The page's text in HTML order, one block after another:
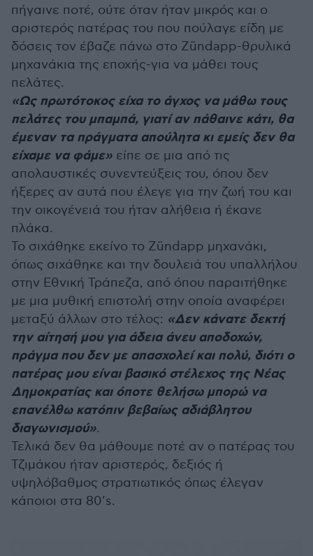
πήγαινε ποτέ, ούτε όταν ήταν μικρός και ο
αριστερός πατέρας του που πούλαγε είδη με
δόσεις τον έβαζε πάνω στο Zündapp-θρυλικά
μηχανάκια της εποχής-για να μάθει τους
πελάτες.
«Ως πρωτότοκος είχα το άγχος να μάθω τους
πελάτες του μπαμπά, γιατί αν πάθαινε κάτι, θα
έμεναν τα πράγματα απούλητα κι εμείς δεν θα
είχαμε να φάμε» είπε σε μια από τις
απολαυστικές συνεντεύξεις του, όπου δεν
ήξερες αν αυτά που έλεγε για την ζωή του και
την οικογένειά του ήταν αλήθεια ή έκανε
πλάκα.
Το σιχάθηκε εκείνο το Zündapp μηχανάκι,
όπως σιχάθηκε και την δουλειά του υπαλλήλου
στην Εθνική Τράπεζα, από όπου παραιτήθηκε
με μια μυθική επιστολή στην οποία αναφέρει
μεταξύ άλλων στο τέλος: «Δεν κάνατε δεκτή
την αίτησή μου για άδεια άνευ αποδοχών,
πράγμα που δεν με απασχολεί και πολύ, διότι ο
πατέρας μου είναι βασικό στέλεχος της Νέας
Δημοκρατίας και όποτε θελήσω μπορώ να
επανέλθω κατόπιν βεβαίως αδιάβλητου
διαγωνισμού».
Τελικά δεν θα μάθουμε ποτέ αν ο πατέρας του
Τζιμάκου ήταν αριστερός, δεξιός ή
υψηλόβαθμος στρατιωτικός όπως έλεγαν
κάποιοι στα 80’s.